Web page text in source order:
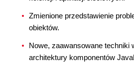
Zmienione przedstawienie
obiektów.
Nowe, zaawansowane techniki
architektury komponentów